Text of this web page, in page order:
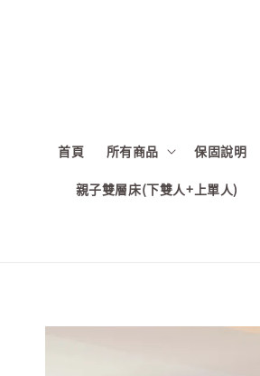
首頁 所有商品 保固說明
親子雙層床(下雙人+上單人)